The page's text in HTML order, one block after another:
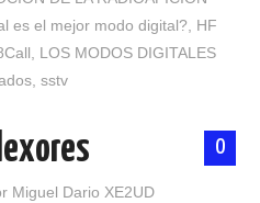
es el mejor modo digital?, HF
, LOS MODOS DIGITALES
,sstv
0
Miguel Dario XE2UD